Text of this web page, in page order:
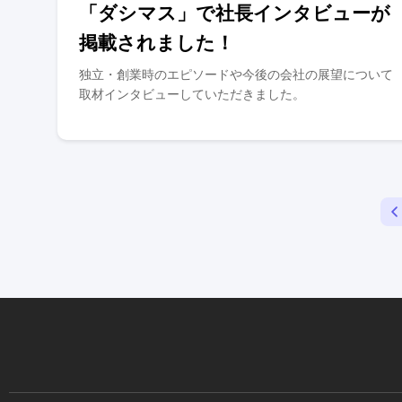
「ダシマス」で社長インタビューが
掲載されました！
独立・創業時のエピソードや今後の会社の展望について
取材インタビューしていただきました。